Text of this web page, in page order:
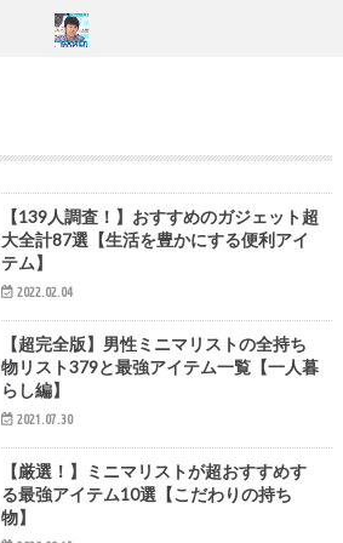
【139人調査！】おすすめのガジェット超
大全計87選【生活を豊かにする便利アイ
テム】
2022.02.04
【超完全版】男性ミニマリストの全持ち
物リスト379と最強アイテム一覧【一人暮
らし編】
2021.07.30
【厳選！】ミニマリストが超おすすめす
る最強アイテム10選【こだわりの持ち
物】